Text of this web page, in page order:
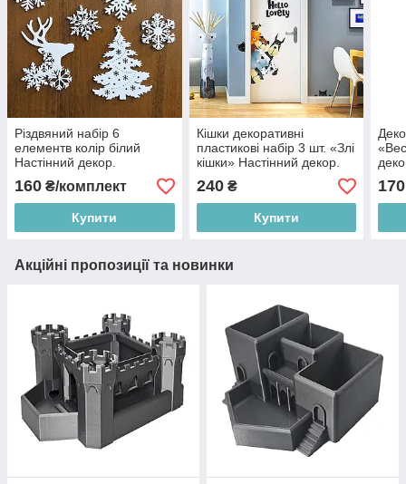
Різдвяний набір 6
елементв колір білий
Настінний декор.
Новорічний декор стін
160 ₴/комплект
Купити
Кішки декоративні
пластикові набір 3 шт. «Злі
кішки» Настінний декор.
Домашній декор
240₴
Купити
170
Акційні пропозиції та новинки